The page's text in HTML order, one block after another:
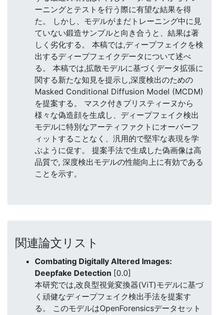
ーニングとテストを行う際に有望な結果を得
た。 しかし、モデルがまだトレーニング中に見
ていない鍛造サンプルと向き合うと、結果は著
しく劣化する。 本稿では,ディープフェイクを検
出するディープフェイクデータについて述べ
る。 本稿では,拡散モデルに基づくデータ拡張に
関する新たな知見を提示し,深度検出のための
Masked Conditional Diffusion Model (MCDM)
を提案する。 マスク付きプリスティーヌから
様々な偽造顔を生成し、ディープフェイク検出
モデルに特別なアーティファクトにオーバーフ
ィットすることなく、汎用的で堅牢な表現を学
ぶように促す。 提案手法で生成した偽画像は高
品質で, 深度検出モデルの性能向上に有効である
ことを示す。
関連論文リスト
Combating Digitally Altered Images:
Deepfake Detection [0.0]
本研究では,改良型視覚変換器(ViT)モデルに基づ
く頑健なディープフェイク検出手法を提案す
る。 このモデルはOpenForensicsデータセット